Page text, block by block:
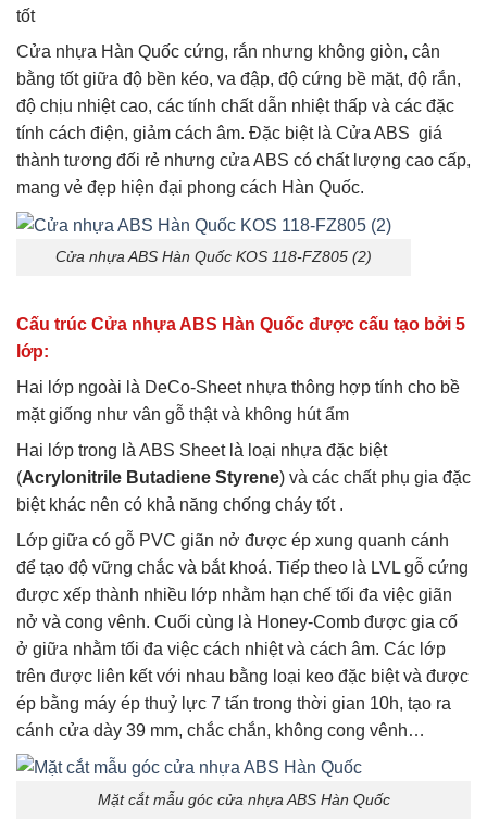
tốt
Cửa nhựa Hàn Quốc cứng, rắn nhưng không giòn, cân
bằng tốt giữa độ bền kéo, va đập, độ cứng bề mặt, độ rắn,
độ chịu nhiệt cao, các tính chất dẫn nhiệt thấp và các đặc
tính cách điện, giảm cách âm. Đặc biệt là Cửa ABS giá
thành tương đối rẻ nhưng cửa ABS có chất lượng cao cấp,
mang vẻ đẹp hiện đại phong cách Hàn Quốc.
Cửa nhựa ABS Hàn Quốc KOS 118-FZ805 (2)
Cấu trúc Cửa nhựa ABS Hàn Quốc được cấu tạo bởi 5
lớp:
Hai lớp ngoài là DeCo-Sheet nhựa thông hợp tính cho bề
mặt giống như vân gỗ thật và không hút ẩm
Hai lớp trong là ABS Sheet là loại nhựa đặc biệt
(Acrylonitrile Butadiene Styrene) và các chất phụ gia đặc
biệt khác nên có khả năng chống cháy tốt .
Lớp giữa có gỗ PVC giãn nở được ép xung quanh cánh
để tạo độ vững chắc và bắt khoá. Tiếp theo là LVL gỗ cứng
được xếp thành nhiều lớp nhằm hạn chế tối đa việc giãn
nở và cong vênh. Cuối cùng là Honey-Comb được gia cố
ở giữa nhằm tối đa việc cách nhiệt và cách âm. Các lớp
trên được liên kết với nhau bằng loại keo đặc biệt và được
ép bằng máy ép thuỷ lực 7 tấn trong thời gian 10h, tạo ra
cánh cửa dày 39 mm, chắc chắn, không cong vênh…
Mặt cắt mẫu góc cửa nhựa ABS Hàn Quốc